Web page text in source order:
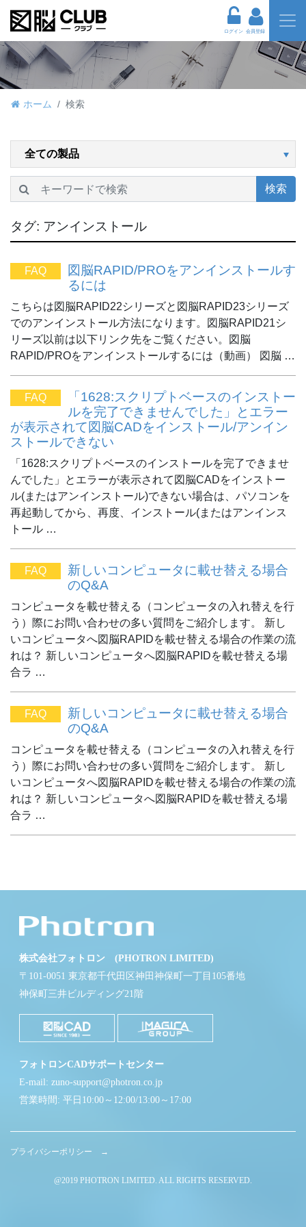
ログイン 会員登録
ホーム 検索
検索
タグ: アンインストール
FAQ
図脳RAPID/PROをアンインストールす
るには
こちらは図脳RAPID22シリーズと図脳RAPID23シリーズ
でのアンインストール方法になります。図脳RAPID21シ
リーズ以前は以下リンク先をご覧ください。図脳
RAPID/PROをアンインストールするには（動画） 図脳 …
FAQ
「1628:スクリプトベースのインストー
ルを完了できませんでした」とエラー
が表示されて図脳CADをインストール/アンイン
ストールできない
「1628:スクリプトベースのインストールを完了できませ
んでした」とエラーが表示されて図脳CADをインストー
ル(またはアンインストール)できない場合は、パソコンを
再起動してから、再度、インストール(またはアンインス
トール …
FAQ
新しいコンピュータに載せ替える場合
のQ&A
コンピュータを載せ替える（コンピュータの入れ替えを行
う）際にお問い合わせの多い質問をご紹介します。 新し
いコンピュータへ図脳RAPIDを載せ替える場合の作業の流
れは？ 新しいコンピュータへ図脳RAPIDを載せ替える場
合ラ …
FAQ
新しいコンピュータに載せ替える場合
のQ&A
コンピュータを載せ替える（コンピュータの入れ替えを行
う）際にお問い合わせの多い質問をご紹介します。 新し
いコンピュータへ図脳RAPIDを載せ替える場合の作業の流
れは？ 新しいコンピュータへ図脳RAPIDを載せ替える場
合ラ …
株式会社フォトロン (PHOTRON LIMITED)
〒101-0051 東京都千代田区神田神保町一丁目105番地
神保町三井ビルディング21階
フォトロンCADサポートセンター
E-mail: zuno-support@photron.co.jp
営業時間: 平日10:00～12:00/13:00～17:00
プライバシーポリシー →
@2019 PHOTRON LIMITED. ALL RIGHTS RESERVED.